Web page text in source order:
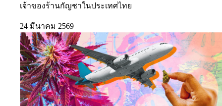
เจ้าของร้านกัญชาในประเทศไทย
24 มีนาคม 2569